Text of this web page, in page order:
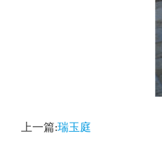
上一篇:瑞玉庭